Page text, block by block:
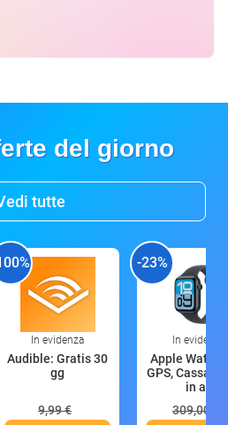
del giorno
tutte
In evidenza
Audible: Gratis 30
gg
9,99 €
-23%
In evidenza
Apple Watch
GPS, Cassa
in all
309,00 €